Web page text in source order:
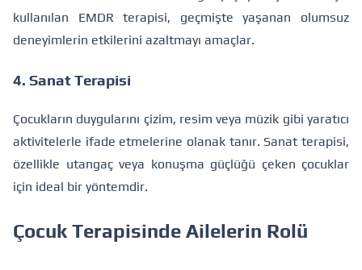
kullanılan EMDR terapisi, geçmişte yaşanan olumsuz
deneyimlerin etkilerini azaltmayı amaçlar.
4. Sanat Terapisi
Çocukların duygularını çizim, resim veya müzik gibi yaratıcı
aktivitelerle ifade etmelerine olanak tanır. Sanat terapisi,
özellikle utangaç veya konuşma güçlüğü çeken çocuklar
için ideal bir yöntemdir.
Çocuk Terapisinde Ailelerin Rolü